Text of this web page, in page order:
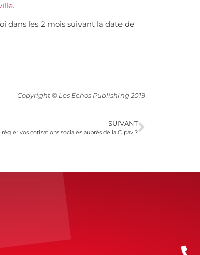
.
dans les 2 mois suivant la date de
Copyright © Les Echos Publishing 2019
SUIVANT
vos cotisations sociales auprès de la Cipav ?